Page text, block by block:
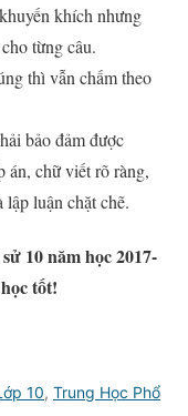
khích nhưng
từng câu.
thì vẫn chấm theo
bảo đảm được
án, chữ viết rõ ràng,
luận chặt chẽ.
10 năm học 2017-
tốt!
10, Trung Học Phổ